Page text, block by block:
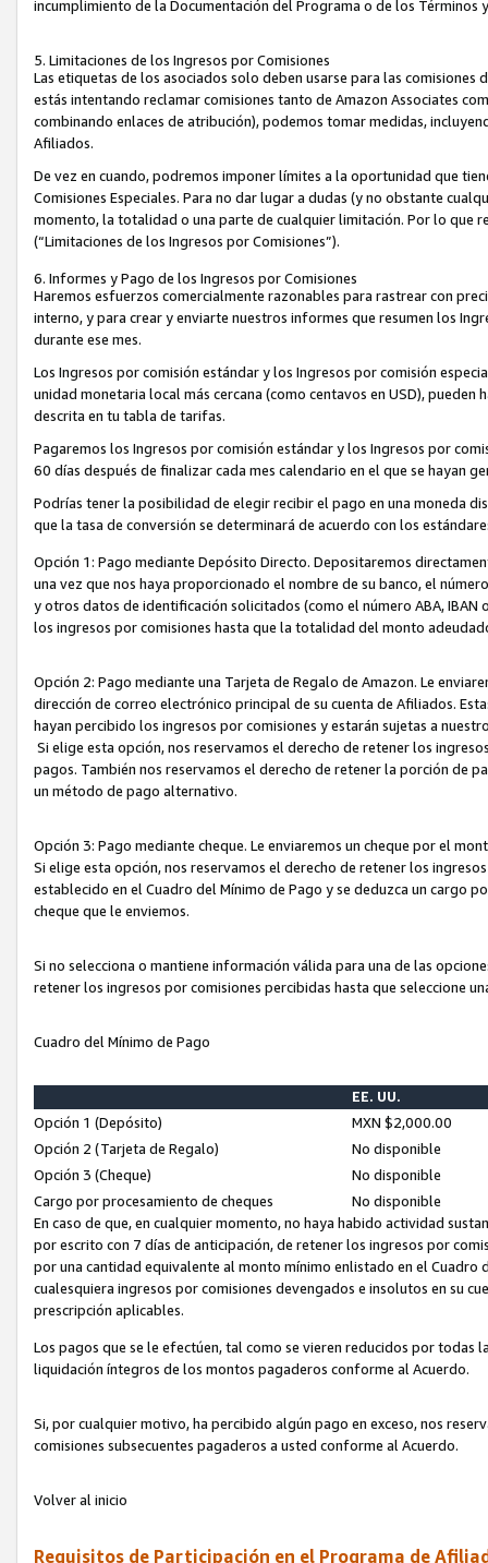
incumplimiento de la Documentación del Programa o de los Términos
5. Limitaciones de los Ingresos por Comisiones
Las etiquetas de los asociados solo deben usarse para las
estás intentando reclamar comisiones tanto de Amazon Associates
combinando enlaces de atribución), podemos tomar medidas,
Afiliados.
De vez en cuando, podremos imponer límites a la oportunidad que
Comisiones Especiales. Para no dar lugar a dudas (y no obstante
momento, la totalidad o una parte de cualquier limitación. Por lo que
(“Limitaciones de los Ingresos por Comisiones”).
6. Informes y Pago de los Ingresos por Comisiones
Haremos esfuerzos comercialmente razonables para rastrear con
interno, y para crear y enviarte nuestros informes que resumen los
durante ese mes.
Los Ingresos por comisión estándar y los Ingresos por comisión
unidad monetaria local más cercana (como centavos en USD),
descrita en tu tabla de tarifas.
Pagaremos los Ingresos por comisión estándar y los Ingresos por
60 días después de finalizar cada mes calendario en el que se hayan
Podrías tener la posibilidad de elegir recibir el pago en una moneda
que la tasa de conversión se determinará de acuerdo con los
Opción 1: Pago mediante Depósito Directo. Depositaremos
una vez que nos haya proporcionado el nombre de su banco, el
y otros datos de identificación solicitados (como el número ABA,
los ingresos por comisiones hasta que la totalidad del monto
Opción 2: Pago mediante una Tarjeta de Regalo de Amazon. Le
dirección de correo electrónico principal de su cuenta de Afiliados.
hayan percibido los ingresos por comisiones y estarán sujetas a
Si elige esta opción, nos reservamos el derecho de retener los
pagos. También nos reservamos el derecho de retener la porción de
un método de pago alternativo.
Opción 3: Pago mediante cheque. Le enviaremos un cheque por el
Si elige esta opción, nos reservamos el derecho de retener los
establecido en el Cuadro del Mínimo de Pago y se deduzca un cargo
cheque que le enviemos.
Si no selecciona o mantiene información válida para una de las
retener los ingresos por comisiones percibidas hasta que seleccione
Cuadro del Mínimo de Pago
EE. UU.
Opción 1 (Depósito)
MXN $2,000.00
Opción 2 (Tarjeta de Regalo)
No disponible
Opción 3 (Cheque)
No disponible
Cargo por procesamiento de cheques
No disponible
En caso de que, en cualquier momento, no haya habido actividad
por escrito con 7 días de anticipación, de retener los ingresos por
por una cantidad equivalente al monto mínimo enlistado en el
cualesquiera ingresos por comisiones devengados e insolutos en su
prescripción aplicables.
Los pagos que se le efectúen, tal como se vieren reducidos por todas
liquidación íntegros de los montos pagaderos conforme al Acuerdo.
Si, por cualquier motivo, ha percibido algún pago en exceso, nos
comisiones subsecuentes pagaderos a usted conforme al Acuerdo.
Volver al inicio
Requisitos de Participación en el Programa de